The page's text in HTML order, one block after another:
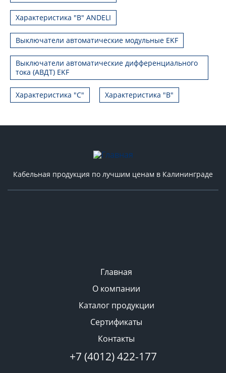
Характеристика "B" ANDELI
Выключатели автоматические модульные EKF
Выключатели автоматические дифференциального
тока (АВДТ) EKF
Характеристика "С" Характеристика "B"
Кабельная продукция по лучшим ценам в Калининграде
Главная
О компании
Каталог продукции
Сертификаты
Контакты
+7 (4012) 422-177